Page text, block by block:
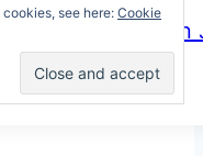
met Else en
5, 2025
see here: Cookie